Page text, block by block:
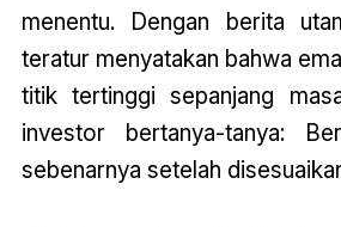
menentu. Dengan berita
teratur menyatakan bahwa
titik tertinggi sepanjang
investor bertanya-tanya:
sebenarnya setelah